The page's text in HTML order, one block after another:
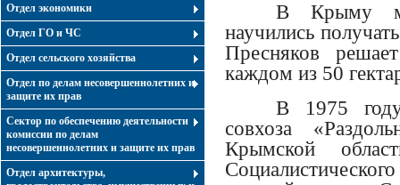
Отдел экономики
Отдел ГО и ЧС
Отдел сельского хозяйства
Отдел по делам несовершеннолетних и
защите их прав
Сектор по обеспечению деятельности
комиссии по делам
несовершеннолетних и защите их прав
Отдел архитектуры,
В Крыму
научились
Пресняков
каждом из 50
В 1975
совхоза
Крымской